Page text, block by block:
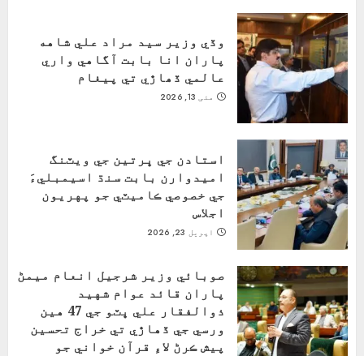
وڏي وزير سيد مراد علي شاهه
پاران انا بابت آگاهي واري
عالمي ڏھاڙي تي پيغام
مئی 13, 2026
استادن جي ڀرتين جي ويٽنگ
اميدوارن بابت سنڌ اسيمبليءَ
جي خصوصي ڪاميٽي جو پهريون
اجلاس
اپریل 23, 2026
صوبائي وزير شرجيل انعام ميمڻ
پاران قائد عوام شهيد
ذوالفقار علي ڀٽو جي 47 هين
ورسي جي ڏهاڙي تي خراج تحسين
پيش ڪرڻ لاءِ قرآن خواني جو